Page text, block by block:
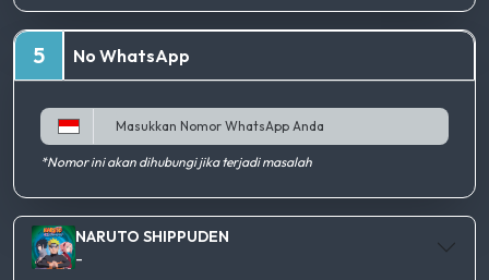
5 No WhatsApp
*Nomor ini akan dihubungi jika terjadi masalah
NARUTO SHIPPUDEN
-